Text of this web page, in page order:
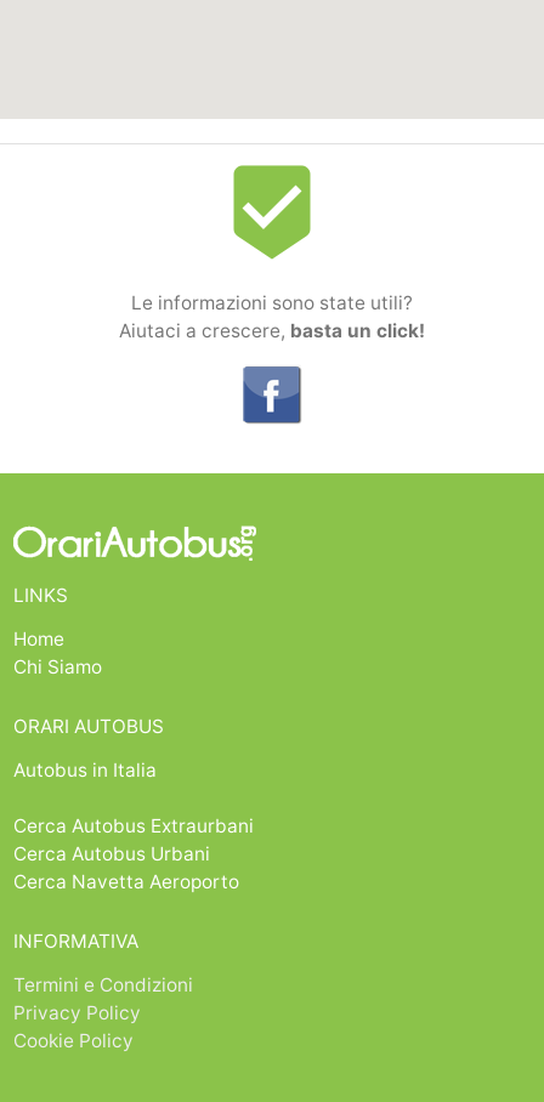
beenhere
Le informazioni sono state utili?
Aiutaci a crescere, basta un click!
LINKS
Home
Chi Siamo
ORARI AUTOBUS
Autobus in Italia
Cerca Autobus Extraurbani
Cerca Autobus Urbani
Cerca Navetta Aeroporto
INFORMATIVA
Termini e Condizioni
Privacy Policy
Cookie Policy